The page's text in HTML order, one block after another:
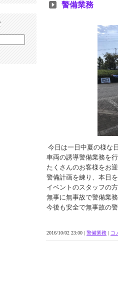
警備業務
今日は一日中夏の様な
車両の誘導警備業務を
たくさんのお客様をお
警備計画を練り、本日
イベントのスタッフの
無事に無事故で警備業
今後も安全で無事故の
2016/10/02 23:00 | 警備業務 | コ